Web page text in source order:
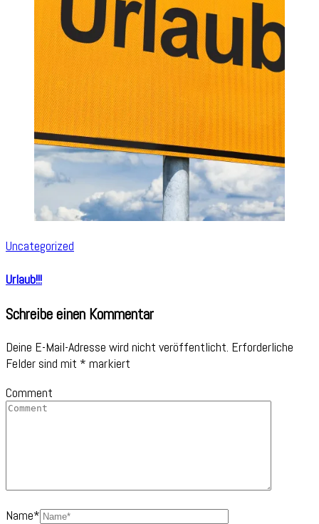
Uncategorized
Urlaub!!!
Schreibe einen Kommentar
Deine E-Mail-Adresse wird nicht veröffentlicht. Erforderliche
Felder sind mit * markiert
Comment
Name*